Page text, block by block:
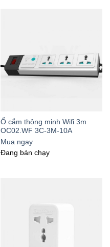
Ổ cắm thông minh Wifi 3m
OC02.WF 3C-3M-10A
Mua ngay
Đang bán chạy